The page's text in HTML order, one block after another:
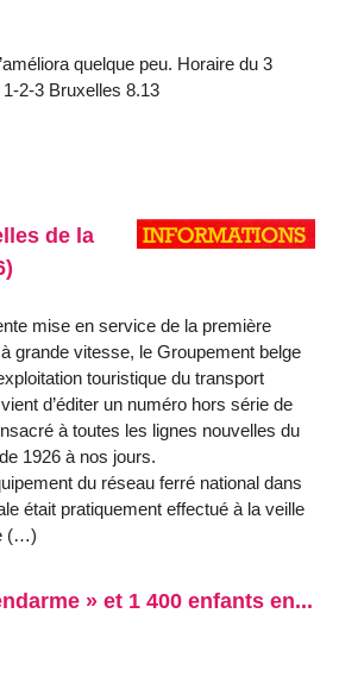
quelque peu. Horaire du 3
2-3 Bruxelles 8.13
de la
mise en service de la première
grande vitesse, le Groupement belge
touristique du transport
d’éditer un numéro hors série de
à toutes les lignes nouvelles du
1926 à nos jours.
du réseau ferré national dans
était pratiquement effectué à la veille
(…)
» et 1 400 enfants en...